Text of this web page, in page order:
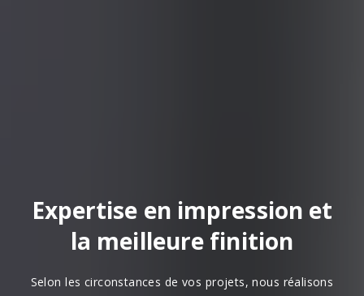
Expertise en impression et
la meilleure finition
Selon les circonstances de vos projets, nous réalisons